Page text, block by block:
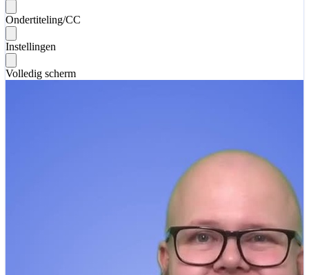
Ondertiteling/CC
Instellingen
Volledig scherm